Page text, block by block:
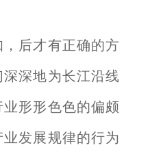
后才有正确的方
深地为长江沿线
形形色色的偏颇
发展规律的行为